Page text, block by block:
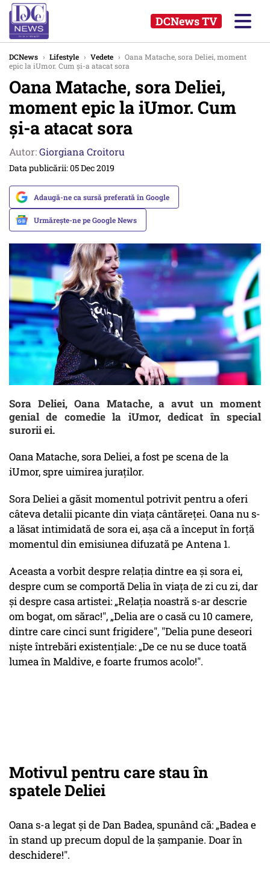
DCNews TV
DCNews › Lifestyle › Vedete › Oana Matache, sora Deliei, moment
epic la iUmor. Cum și-a atacat sora
Oana Matache, sora Deliei,
moment epic la iUmor. Cum
și-a atacat sora
Autor:Giorgiana Croitoru
Data publicării: 05 Dec 2019
Adaugă-ne ca sursă preferată în Google
Urmărește-ne pe Google News
Sora Deliei, Oana Matache, a avut un moment
genial de comedie la iUmor, dedicat în special
surorii ei.
Oana Matache, sora Deliei, a fost pe scena de la
iUmor, spre uimirea juraților.
Sora Deliei a găsit momentul potrivit pentru a oferi
câteva detalii picante din viața cântăreței. Oana nu s-
a lăsat intimidată de sora ei, așa că a început în forță
momentul din emisiunea difuzată pe Antena 1.
Aceasta a vorbit despre relația dintre ea și sora ei,
despre cum se comportă Delia în viața de zi cu zi, dar
și despre casa artistei: „Relația noastră s-ar descrie
om bogat, om sărac!", „Delia are o casă cu 10 camere,
dintre care cinci sunt frigidere", "Delia pune deseori
niște întrebări existențiale: „De ce nu se duce toată
lumea în Maldive, e foarte frumos acolo!".
Motivul pentru care stau în
spatele Deliei
Oana s-a legat și de Dan Badea, spunând că: „Badea e
în stand up precum dopul de la șampanie. Doar în
deschidere!".